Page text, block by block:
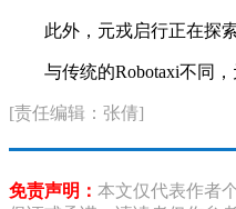
此外，元戎启行正在探
与传统的Robotaxi不同
[责任编辑：张倩]
免责声明： 本文仅代表作者